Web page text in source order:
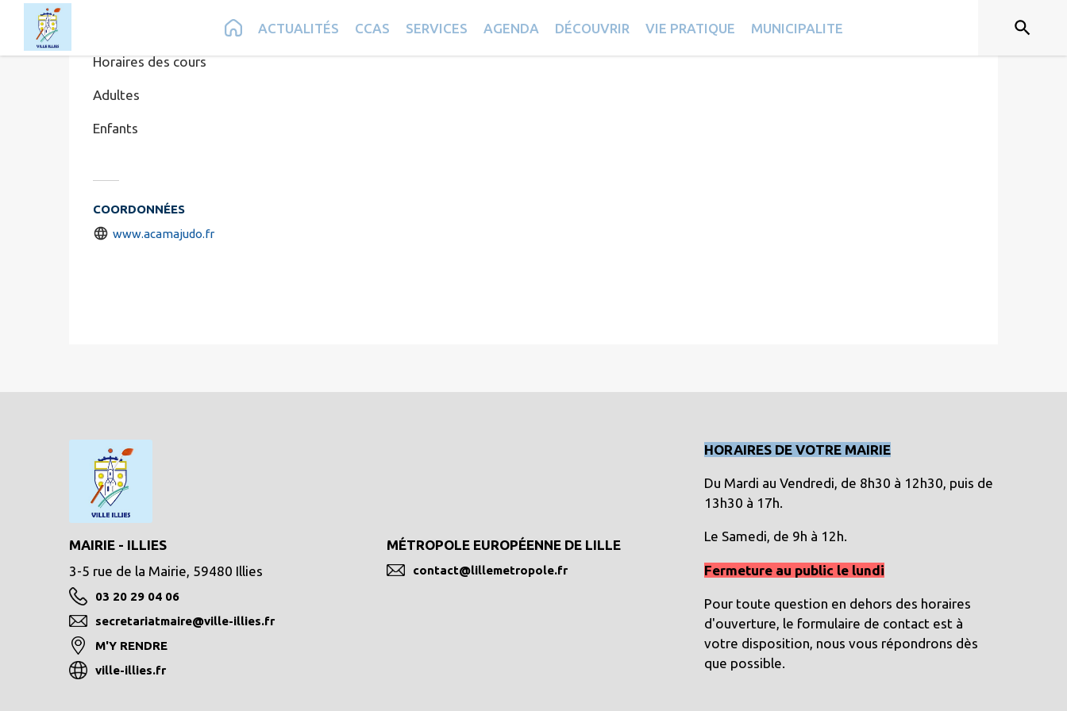
Contenu Pied de page
ACTUALITÉS CCAS SERVICES AGENDA DÉCOUVRIR VIE PRATIQUE MUNICIPALITE
ACAMA JUDO
Horaires des cours
Adultes
Enfants
COORDONNÉES
www.acamajudo.fr
MAIRIE - ILLIES
3-5 rue de la Mairie, 59480 Illies
03 20 29 04 06
secretariatmaire@ville-illies.fr
M'Y RENDRE
ville-illies.fr
MÉTROPOLE EUROPÉENNE DE LILLE
contact@lillemetropole.fr
HORAIRES DE VOTRE MAIRIE
Du Mardi au Vendredi, de 8h30 à 12h30, puis de
13h30 à 17h.
Le Samedi, de 9h à 12h.
Fermeture au public le lundi
Pour toute question en dehors des horaires
d'ouverture, le formulaire de contact est à
votre disposition, nous vous répondrons dès
que possible.